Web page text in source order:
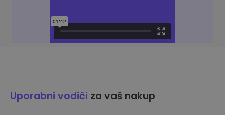
Uporabni vodiči za vaš nakup